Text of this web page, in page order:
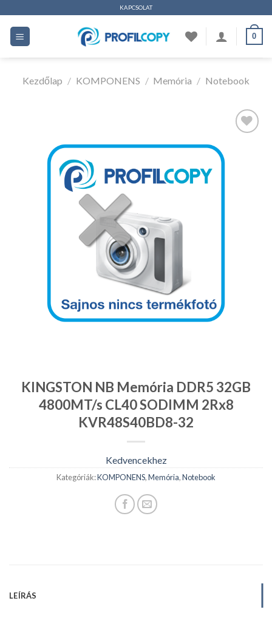
tartalomhoz
KAPCSOLAT
0
Kezdőlap / KOMPONENS / Memória / Notebook
Kedvencekhez
KINGSTON NB Memória DDR5 32GB
4800MT/s CL40 SODIMM 2Rx8
KVR48S40BD8-32
Kedvencekhez
Kategóriák:KOMPONENS,Memória,Notebook
LEÍRÁS